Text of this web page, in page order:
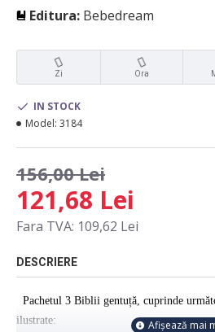
Editura: Bebedream
Zi Ora
121,68 Lei
156,00 Lei
Fara TVA: 109,62 Lei
IN STOCK
Model: 3184
DESCRIERE
Pachetul 3 Biblii gentuță, cuprinde
ilustrate: